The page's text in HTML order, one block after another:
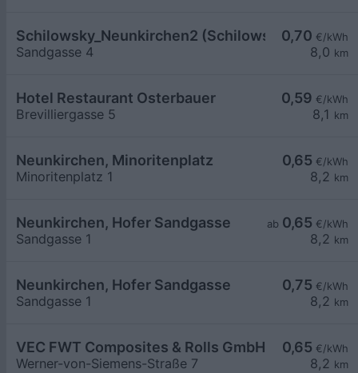
0,70 €/kWh
8,0 km
Schilowsky_Neunkirchen2 (Schilowsky
Sandgasse 4
0,59 €/kWh
8,1 km
Hotel Restaurant Osterbauer
Brevilliergasse 5
0,65 €/kWh
8,2 km
Neunkirchen, Minoritenplatz
Minoritenplatz 1
ab 0,65 €/kWh
8,2 km
Neunkirchen, Hofer Sandgasse
Sandgasse 1
0,75 €/kWh
8,2 km
Neunkirchen, Hofer Sandgasse
Sandgasse 1
0,65 €/kWh
8,2 km
VEC FWT Composites & Rolls GmbH
Werner-von-Siemens-Straße 7